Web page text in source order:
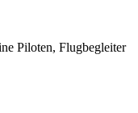
Piloten, Flugbegleiter